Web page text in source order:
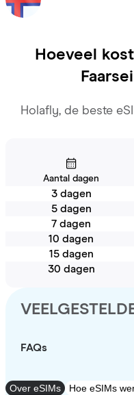
Hoeveel
Holafly, de beste
Aantal dagen
3 dagen
5 dagen
7 dagen
10 dagen
15 dagen
30 dagen
FAQs
Over eSIMs Hoe eSIMs